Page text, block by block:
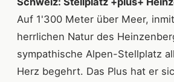
Auf 1'300 Meter über Meer,
herrlichen Natur des
sympathische Alpen-Stellplatz
Herz begehrt. Das Plus hat er